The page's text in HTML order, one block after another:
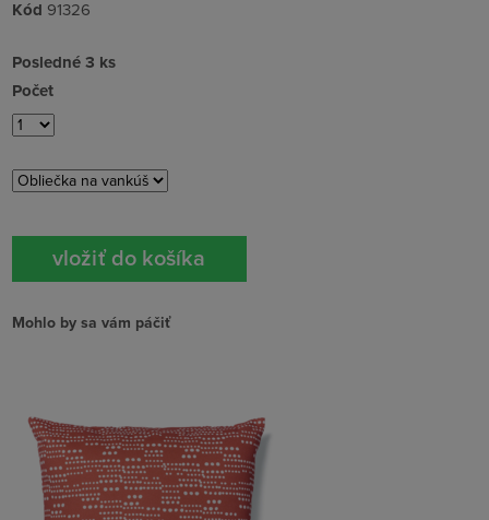
Kód 91326
Posledné 3 ks
Počet
Mohlo by sa vám páčiť